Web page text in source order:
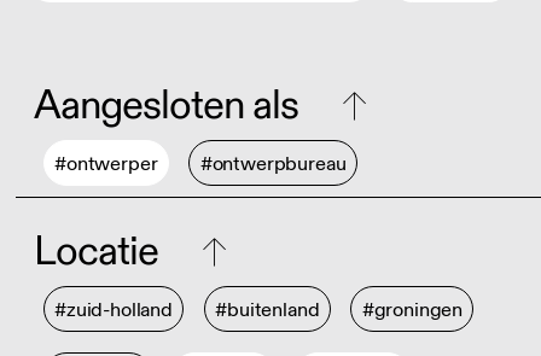
Aangesloten als
#ontwerper #ontwerpbureau
Locatie
#zuid-holland #buitenland #groningen